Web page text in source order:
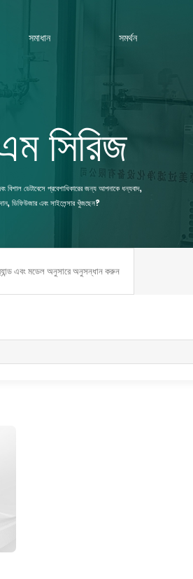
সমাধান সমর্থন
সিরিজ
বিশাল ডেটাবেসে প্রবেশাধিকারের জন্য আপনাকে ধন্যবাদ,
ডিফিউজার এবং সাইলেন্সার খুঁজছেন?
এবং মডেল অনুসারে অনুসন্ধান করুন